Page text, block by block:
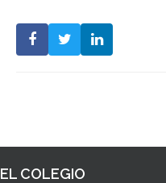
EL COLEGIO